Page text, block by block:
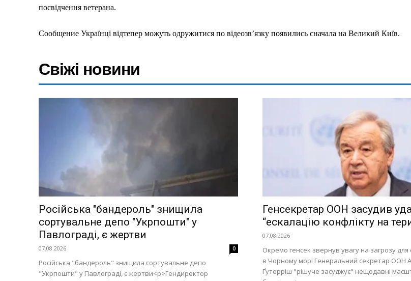
Меню
Економіка
Світ
Технології
Війна
посвідчення ветерана.
Сообщение Українці відтепер можуть одружитися по відеозвʼязку появились сначала на Великий Київ.
Свіжі новини
Російська "бандероль" знищила
сортувальне депо "Укрпошти" у
Павлограді, є жертви
07.08.2026 0
Російська "бандероль" знищила сортувальне депо
"Укрпошти" у Павлограді, є жертви<p>Гендиректор
Генсекретар ООН засудив
“ескалацію конфлікту на
07.08.2026
Окремо генсек звернув увагу на загрозу
в Чорному морі Генеральний секретар ООН
Ґутерріш "рішуче засуджує" нещодавні